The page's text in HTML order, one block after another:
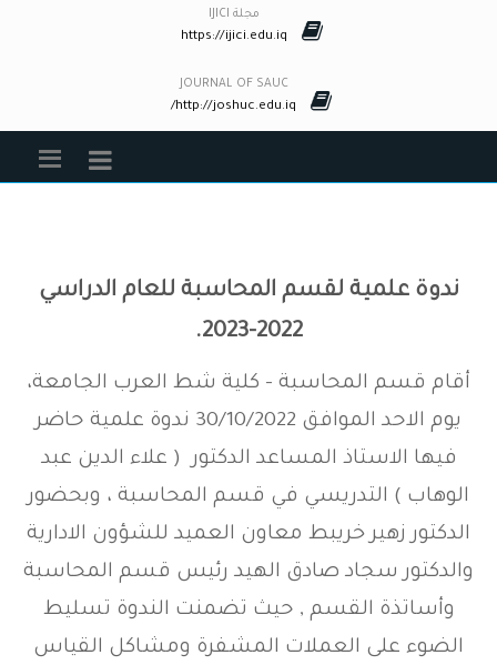
مجلة IJICI
https://ijici.edu.iq
JOURNAL OF SAUC
http://joshuc.edu.iq/
ندوة علمية لقسم المحاسبة للعام الدراسي
2022-2023.
أقام قسم المحاسبة - كلية شط العرب الجامعة،
يوم الاحد الموافق 30/10/2022 ندوة علمية حاضر
فيها الاستاذ المساعد الدكتور ( علاء الدين عبد
الوهاب ) التدريسي في قسم المحاسبة ، وبحضور
الدكتور زهير خريبط معاون العميد للشؤون الادارية
والدكتور سجاد صادق الهيد رئيس قسم المحاسبة
وأساتذة القسم , حيث تضمنت الندوة تسليط
الضوء على العملات المشفرة ومشاكل القياس